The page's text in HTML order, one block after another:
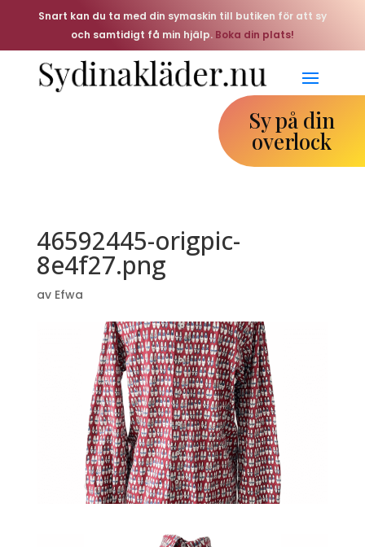
Snart kan du ta med din symaskin till butiken för att sy
och samtidigt få min hjälp. Boka din plats!
Sy på din
overlock
46592445-origpic-
8e4f27.png
av Efwa